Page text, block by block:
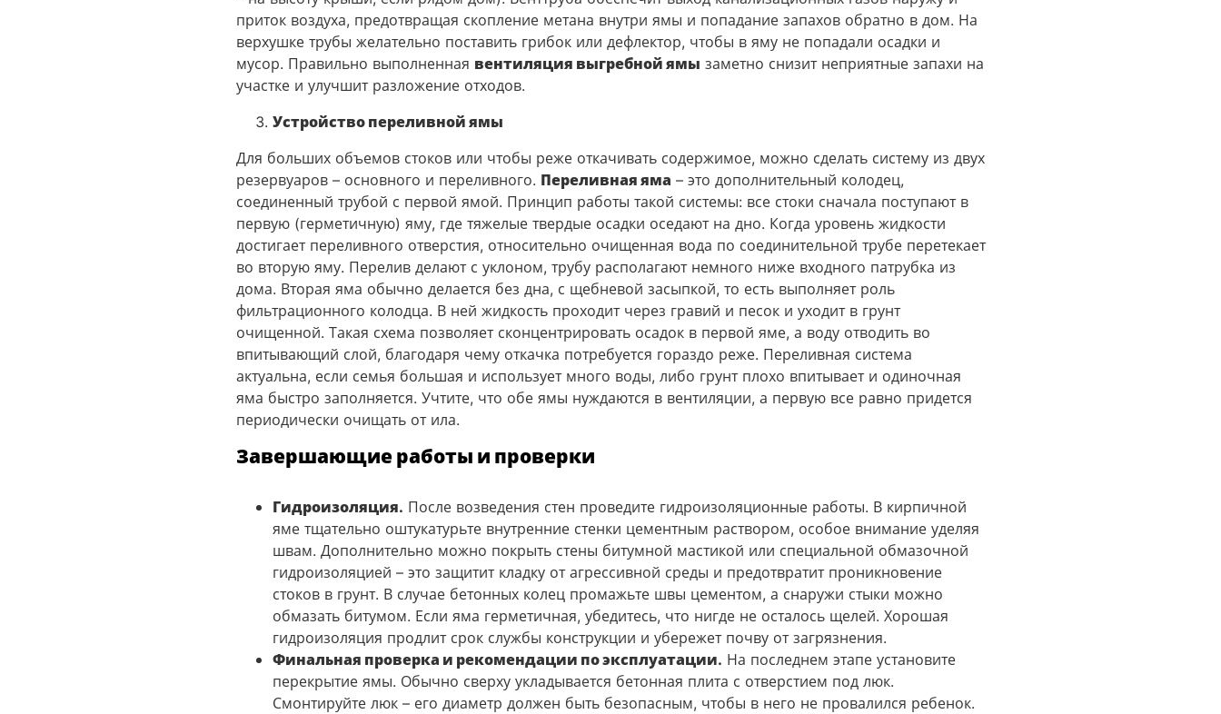
приток воздуха, предотвращая скопление метана внутри ямы и попадание запахов обратно в дом​. На
верхушке трубы желательно поставить грибок или дефлектор, чтобы в яму не попадали осадки и
мусор. Правильно выполненная вентиляция выгребной ямы заметно снизит неприятные запахи на
участке и улучшит разложение отходов.
Устройство переливной ямы
Для больших объемов стоков или чтобы реже откачивать содержимое, можно сделать систему из двух
резервуаров – основного и переливного. Переливная яма – это дополнительный колодец,
соединенный трубой с первой ямой. Принцип работы такой системы: все стоки сначала поступают в
первую (герметичную) яму, где тяжелые твердые осадки оседают на дно. Когда уровень жидкости
достигает переливного отверстия, относительно очищенная вода по соединительной трубе перетекает
во вторую яму​. Перелив делают с уклоном, трубу располагают немного ниже входного патрубка из
дома. Вторая яма обычно делается без дна, с щебневой засыпкой, то есть выполняет роль
фильтрационного колодца. В ней жидкость проходит через гравий и песок и уходит в грунт
очищенной​. Такая схема позволяет сконцентрировать осадок в первой яме, а воду отводить во
впитывающий слой, благодаря чему откачка потребуется гораздо реже. Переливная система
актуальна, если семья большая и использует много воды, либо грунт плохо впитывает и одиночная
яма быстро заполняется. Учтите, что обе ямы нуждаются в вентиляции, а первую все равно придется
периодически очищать от ила.
Завершающие работы и проверки
Гидроизоляция. После возведения стен проведите гидроизоляционные работы. В кирпичной
яме тщательно оштукатурьте внутренние стенки цементным раствором, особое внимание уделяя
швам. Дополнительно можно покрыть стены битумной мастикой или специальной обмазочной
гидроизоляцией – это защитит кладку от агрессивной среды и предотвратит проникновение
стоков в грунт. В случае бетонных колец промажьте швы цементом, а снаружи стыки можно
обмазать битумом. Если яма герметичная, убедитесь, что нигде не осталось щелей. Хорошая
гидроизоляция продлит срок службы конструкции и убережет почву от загрязнения.
Финальная проверка и рекомендации по эксплуатации. На последнем этапе установите
перекрытие ямы. Обычно сверху укладывается бетонная плита с отверстием под люк.
Смонтируйте люк – его диаметр должен быть безопасным, чтобы в него не провалился ребенок​.